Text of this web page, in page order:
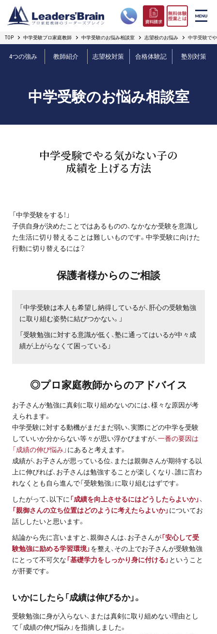
リーダーズブレインの強み
プロ教師紹介
無料体験授業とは
プロ家庭教師の英検®対策
費用について
お申込みの流れ
よくある質問
採用情報
インフォメーション
会社概要
採用情報
プライバシーポリシー
免責事項・著作権等
プロ教師が届ける
0120-11-3967
受付:9:30～21:30(定休:日曜・祝日)
TOP 中学受験プロ家庭教師 中学受験のお悩み相談室 志望校のお悩み 中学受験で
4つの強み 教師紹介 志望校対策 合格体験記 塾別対策
中学受験のお悩み相談室
中学受験でやる気がない子の
成績を上げる方法
「中学受験をする！」
子供自身が決めたことではあるものの、なかなか受験を意識し
た生活に切り替えることは難しいものです。中学受験に向けた
行動に切り替えるには？
保護者様からのご相談
「中学受験は本人も希望し納得しているが、肝心の受験勉強
に取り組む姿勢に結びつかない。」
「受験勉強に対する意識が低く、塾に通ってはいるが中々成
績が上がらなくて困っている」
◎プロ家庭教師からのアドバイス
お子さんが勉強に真剣に取り組めないのには、様々な原因が考
えられます。
中学受験に対する動機がまだまだ弱い、実際にどの中学を受験
していいか分からない等々が思い浮かびますが、一番の要因は
「成績の伸び悩み」 にあると考えます。
成績が、お子さんが思っている位、または親御さんが期待する以
上に伸びれば、お子さんは勉強することが楽しくなり、誰に言わ
れなくとも自ら進んで「受験勉強」に取り組むはずです。
したがって、以下に 「成績を向上させるにはどうしたらよいか」 、
「親御さんの立ち位置はどのように考えたらよいか」 についてお
話ししたいと思います。
結論から先に言いますと、親御さんは、お子さんが「安心して受
験勉強に励める学習環境」 を整え、その上でお子さんが受験勉強
にとって不可欠な「基礎学力をしっかり身に付ける」 ということ
が肝要です。
いかにしたら「成績は伸びるか」。
受験勉強に身が入らない、または真剣に取り組めない理由とし
て「成績の伸び悩み」を指摘しました。